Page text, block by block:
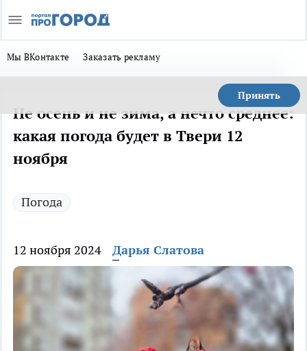
Мы ВКонтакте Заказать рекламу
Принять
Не осень и не зима, а нечто среднее:
какая погода будет в Твери 12
ноября
Погода
12 ноября 2024 Дарья Слатова